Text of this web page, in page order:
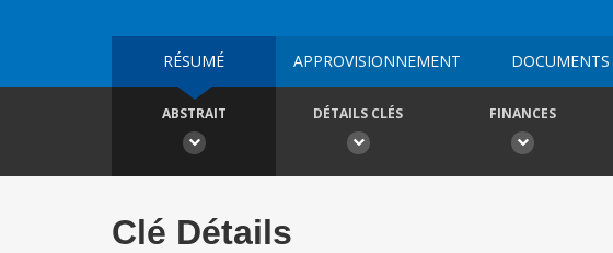
RÉSUMÉ APPROVISIONNEMENT DOCUMENTS
ABSTRAIT DÉTAILS CLÉS FINANCES
Clé Détails